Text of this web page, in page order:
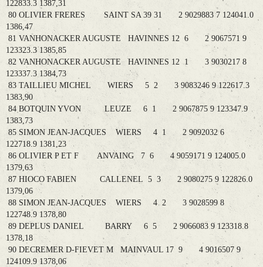
122833.3 1387,31
80 OLIVIER FRERES SAINT SA 39 31 2 9029883 7 124041.0
1386,47
81 VANHONACKER AUGUSTE HAVINNES 12 6 2 9067571 9
123323.3 1385,85
82 VANHONACKER AUGUSTE HAVINNES 12 1 3 9030217 8
123337.3 1384,73
83 TAILLIEU MICHEL WIERS 5 2 3 9083246 9 122617.3
1383,90
84 BOTQUIN YVON LEUZE 6 1 2 9067875 9 123347.9
1383,73
85 SIMON JEAN-JACQUES WIERS 4 1 2 9092032 6
122718.9 1381,23
86 OLIVIER P ET F ANVAING 7 6 4 9059171 9 124005.0
1379,63
87 HIOCO FABIEN CALLENEL 5 3 2 9080275 9 122826.0
1379,06
88 SIMON JEAN-JACQUES WIERS 4 2 3 9028599 8
122748.9 1378,80
89 DEPLUS DANIEL BARRY 6 5 2 9066083 9 123318.8
1378,18
90 DECREMER D-FIEVET M MAINVAUL 17 9 4 9016507 9
124109.9 1378,06